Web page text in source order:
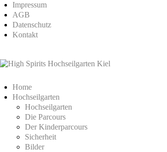
Impressum
AGB
Datenschutz
Kontakt
Home
Hochseilgarten
Hochseilgarten
Die Parcours
Der Kinderparcours
Sicherheit
Bilder